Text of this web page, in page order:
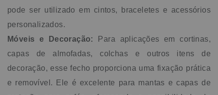
pode ser utilizado em cintos, braceletes e acessórios
personalizados.
Móveis e Decoração:
Para aplicações em cortinas,
capas de almofadas, colchas e outros itens de
decoração, esse fecho proporciona uma fixação prática
e removível. Ele é excelente para mantas e capas de